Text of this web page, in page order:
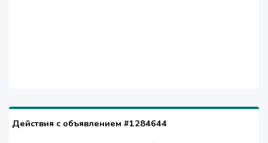
Действия с объявлением #1284644